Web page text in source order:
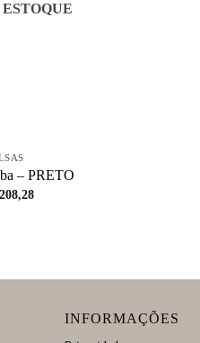
– PRETO
INFORMAÇÕES